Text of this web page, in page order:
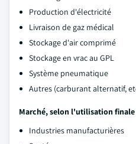
Production d'électricité
Livraison de gaz médical
Stockage d'air comprimé
Stockage en vrac au GPL
Système pneumatique
Autres (carburant alternatif,
Marché, selon l'utilisation finale
Industries manufacturières